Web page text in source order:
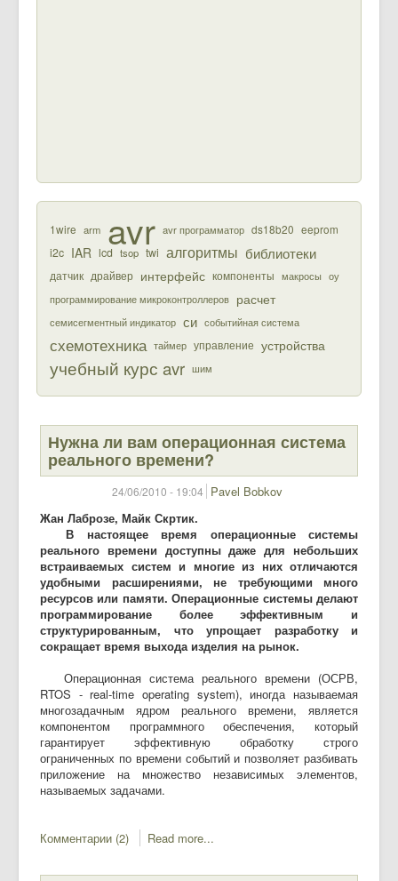
1wire arm avr avr программатор ds18b20 eeprom
i2c IAR lcd tsop twi алгоритмы библиотеки
датчик драйвер интерфейс компоненты макросы оу
программирование микроконтроллеров расчет
семисегментный индикатор си событийная система
схемотехника таймер управление устройства
учебный курс avr шим
Нужна ли вам операционная система
реального времени?
24/06/2010 - 19:04 Pavel Bobkov
Жан Лаброзе, Майк Скртик.
В настоящее время операционные системы
реального времени доступны даже для небольших
встраиваемых систем и многие из них отличаются
удобными расширениями, не требующими много
ресурсов или памяти. Операционные системы делают
программирование более эффективным и
структурированным, что упрощает разработку и
сокращает время выхода изделия на рынок.
Операционная система реального времени (ОСРВ,
RTOS - real-time operating system), иногда называемая
многозадачным ядром реального времени, является
компонентом программного обеспечения, который
гарантирует эффективную обработку строго
ограниченных по времени событий и позволяет разбивать
приложение на множество независимых элементов,
называемых задачами.
Комментарии (2) Read more...